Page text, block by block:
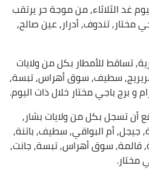
غد الثلاثاء, من موجة حر يرتقب
تندوف, أدرار, عين صالح,
تساقط للأمطار بكل من ولايات
سطيف, سوق أهراس, تبسة,
برج باجي مختار خلال ذات اليوم.
أن تسجل بكل من ولايات بشار,
جيجل, أم البواقي, سطيف, باتنة,
قالمة, سوق أهراس, تبسة, جانت,
مختار.